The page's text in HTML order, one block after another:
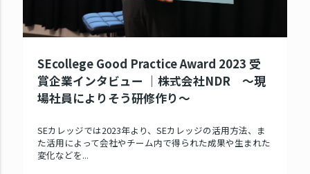
SEcollege Good Practice Award 2023 受
賞企業インタビュー ｜株式会社NDR ～現
場社員によりそう研修作り～
SEカレッジでは2023年より、SEカレッジの活用方法、ま
た活用によって会社やチーム内で得られた成果や生まれた
変化などを...